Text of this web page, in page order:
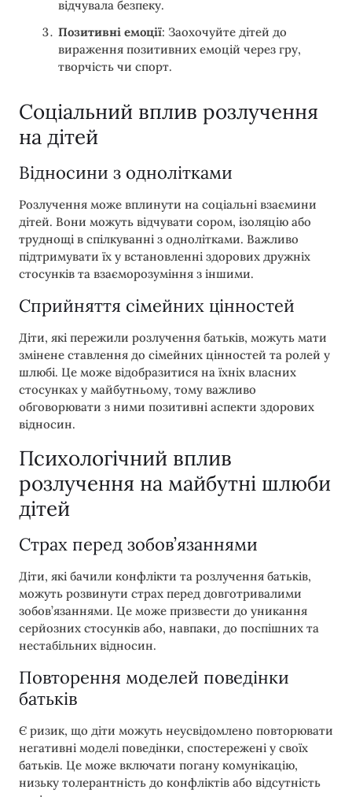
відчувала безпеку.
Позитивні емоції: Заохочуйте дітей до
вираження позитивних емоцій через гру,
творчість чи спорт.
Соціальний вплив розлучення
на дітей
Відносини з однолітками
Розлучення може вплинути на соціальні взаємини
дітей. Вони можуть відчувати сором, ізоляцію або
труднощі в спілкуванні з однолітками. Важливо
підтримувати їх у встановленні здорових дружніх
стосунків та взаєморозуміння з іншими.
Сприйняття сімейних цінностей
Діти, які пережили розлучення батьків, можуть мати
змінене ставлення до сімейних цінностей та ролей у
шлюбі. Це може відобразитися на їхніх власних
стосунках у майбутньому, тому важливо
обговорювати з ними позитивні аспекти здорових
відносин.
Психологічний вплив
розлучення на майбутні шлюби
дітей
Страх перед зобов’язаннями
Діти, які бачили конфлікти та розлучення батьків,
можуть розвинути страх перед довготривалими
зобов’язаннями. Це може призвести до уникання
серйозних стосунків або, навпаки, до поспішних та
нестабільних відносин.
Повторення моделей поведінки
батьків
Є ризик, що діти можуть неусвідомлено повторювати
негативні моделі поведінки, спостережені у своїх
батьків. Це може включати погану комунікацію,
низьку толерантність до конфліктів або відсутність